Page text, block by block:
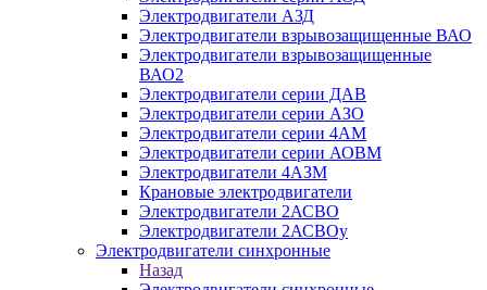
Электродвигатели АЗД
Электродвигатели взрывозащищенные ВАО
Электродвигатели взрывозащищенные
ВАО2
Электродвигатели серии ДАВ
Электродвигатели серии АЗО
Электродвигатели серии 4АМ
Электродвигатели серии АОВМ
Электродвигатели 4АЗМ
Крановые электродвигатели
Электродвигатели 2АСВО
Электродвигатели 2АСВОу
Электродвигатели синхронные
Назад